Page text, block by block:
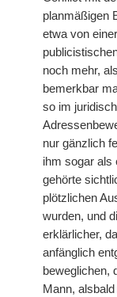
planmäßigen
etwa von
noch mehr,
bemerkbar
so im
nur gänzlich
ihm sogar als
gehörte
plötzlichen
wurden, und
erklärlicher,
anfänglich
beweglichen,
Mann,